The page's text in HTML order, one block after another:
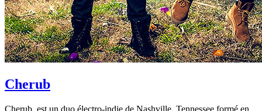
Cherub
Cherub, est un duo électro-indie de Nashville, Tennessee formé en